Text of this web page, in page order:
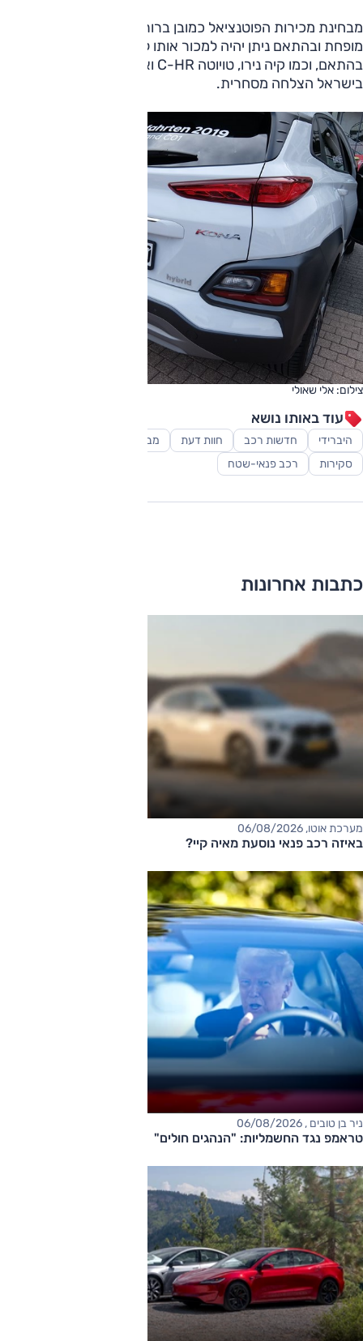
מבחינת מכירות הפוטנציאל כמובן ברור - הקונה ייהנה ממיסוי
מופחת ובהתאם ניתן יהיה למכור אותו לציים בהנחות נאות.
בהתאם, וכמו קיה נירו, טויוטה C-HR ואחרים, כמעט ומובטחת לו
בישראל הצלחה מסחרית.
צילום: אלי שאולי
עוד באותו נושא
היברידי חדשות רכב חוות דעת מבחני דרכים
סקירות
רכב פנאי-שטח
כתבות אחרונות
מערכת אוטו, 06/08/2026
באיזה רכב פנאי נוסעת מאיה קיי?
ניר בן טובים , 06/08/2026
טראמפ נגד החשמליות: "הנהגים חולים"